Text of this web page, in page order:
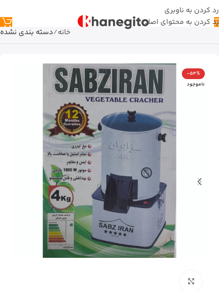
رد کردن به ناوبری
رد کردن به محتوای اصلی
خانه دسته بندی نشده
-54%
ناموجود